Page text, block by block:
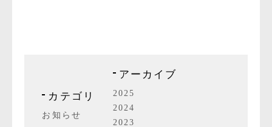
カテゴリ
お知らせ
アーカイブ
2025
2024
2023